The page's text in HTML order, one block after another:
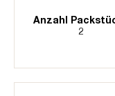
Anzahl
2